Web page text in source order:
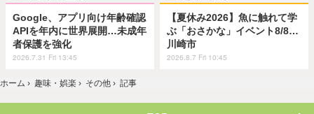
Google、アプリ向け年齢確認
APIを年内に世界展開…未成年
者保護を強化
2026.7.31 Fri 13:45
【夏休み2026】魚に触れて学
ぶ「おさかな」イベント8/8…
川崎市
2026.8.7 Fri 10:45
ホーム › 趣味・娯楽 › その他 › 記事